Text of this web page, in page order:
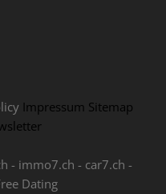
Impressum Sitemap
- immo7.ch - car7.ch -
Dating